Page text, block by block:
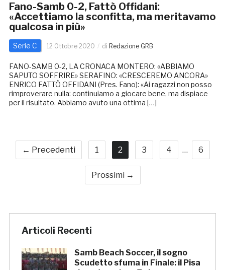
Fano-Samb 0-2, Fattò Offidani:
«Accettiamo la sconfitta, ma meritavamo
qualcosa in più»
Serie C 12 Ottobre 2020 di Redazione GRB
FANO-SAMB 0-2, LA CRONACA MONTERO: «ABBIAMO
SAPUTO SOFFRIRE» SERAFINO: «CRESCEREMO ANCORA»
ENRICO FATTÒ OFFIDANI (Pres. Fano): «Ai ragazzi non posso
rimproverare nulla: continuiamo a giocare bene, ma dispiace
per il risultato. Abbiamo avuto una ottima […]
← Precedenti 1 2 3 4 … 6
Prossimi →
Articoli Recenti
Samb Beach Soccer, il sogno
Scudetto sfuma in Finale: il Pisa